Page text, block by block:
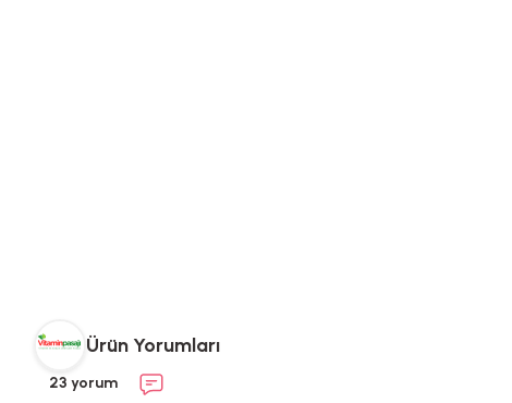
Ürün Yorumları
23 yorum